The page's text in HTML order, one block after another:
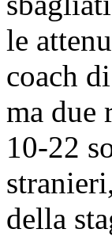
le
coach
ma due
10-22
della